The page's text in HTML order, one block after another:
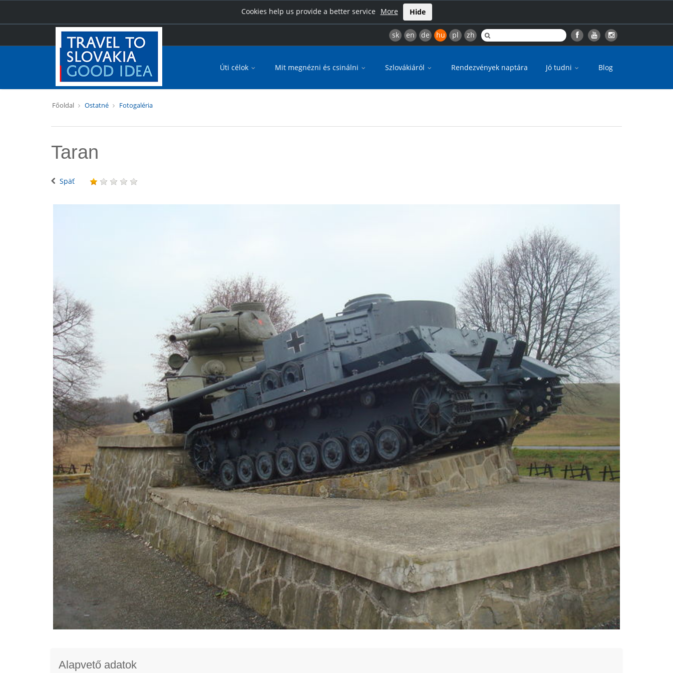
Cookies help us provide a better service More Hide
sk en de hu pl zh
Úti célok Mit megnézni és csinálni Szlovákiáról Rendezvények naptára Jó tudni Blog
Főoldal Ostatné Fotogaléria
Taran
Späť
Alapvető adatok